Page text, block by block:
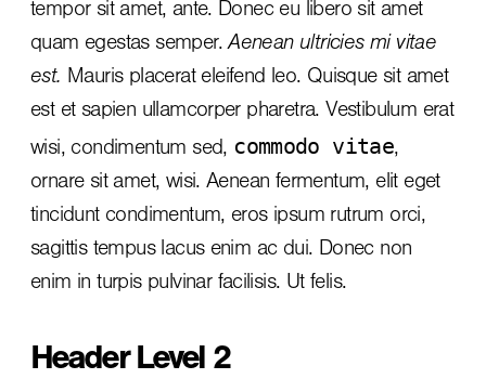
tempor sit amet, ante. Donec eu libero sit amet
quam egestas semper.Aenean ultricies mi vitae
est. Mauris placerat eleifend leo. Quisque sit amet
est et sapien ullamcorper pharetra. Vestibulum erat
wisi, condimentum sed, commodo vitae,
ornare sit amet, wisi. Aenean fermentum, elit eget
tincidunt condimentum, eros ipsum rutrum orci,
sagittis tempus lacus enim ac dui. Donec non
enim in turpis pulvinar facilisis. Ut felis.
Header Level 2